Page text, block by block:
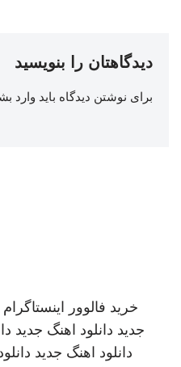
دیدگاهتان را بنویسید
برای نوشتن دیدگاه باید وارد
خرید فالوور اینستاگرام
جدید دانلود اهنگ جدید
دانلود اهنگ جدید